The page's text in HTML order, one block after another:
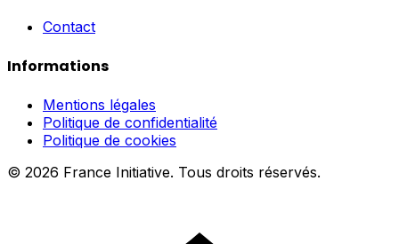
Contact
Informations
Mentions légales
Politique de confidentialité
Politique de cookies
© 2026 France Initiative. Tous droits réservés.